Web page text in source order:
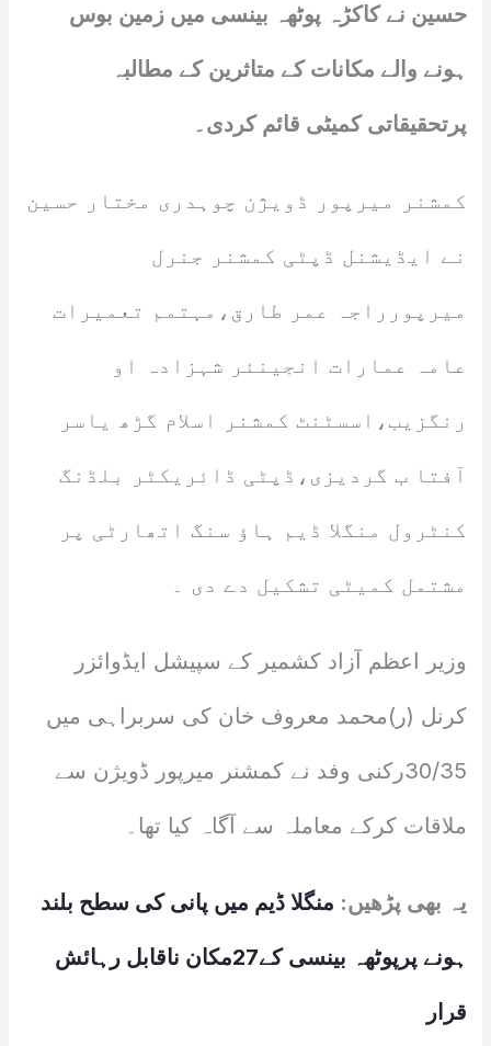
حسین نے کاکڑہ پوٹھہ بینسی میں زمین بوس
ہونے والے مکانات کے متاثرین کے مطالبہ
پرتحقیقاتی کمیٹی قائم کردی۔
کمشنر میرپور ڈویژن چوہدری مختار حسین
نے ایڈیشنل ڈپٹی کمشنر جنرل
میرپورراجہ عمر طارق،مہتمم تعمیرات
عامہ عمارات انجینئر شہزادہ او
رنگزیب،اسسٹنٹ کمشنر اسلام گڑھ یاسر
آفتا ب گردیزی،ڈپٹی ڈائریکٹر بلڈنگ
کنٹرول منگلا ڈیم ہاؤ سنگ اتھارٹی پر
مشتمل کمیٹی تشکیل دے دی ۔
وزیر اعظم آزاد کشمیر کے سپیشل ایڈوائزر
کرنل (ر)محمد معروف خان کی سربراہی میں
30/35رکنی وفد نے کمشنر میرپور ڈویژن سے
ملاقات کرکے معاملہ سے آگاہ کیا تھا۔
یہ بھی پڑھیں: منگلا ڈیم میں پانی کی سطح بلند
ہونے پرپوٹھہ بینسی کے27مکان ناقابل رہائش
قرار